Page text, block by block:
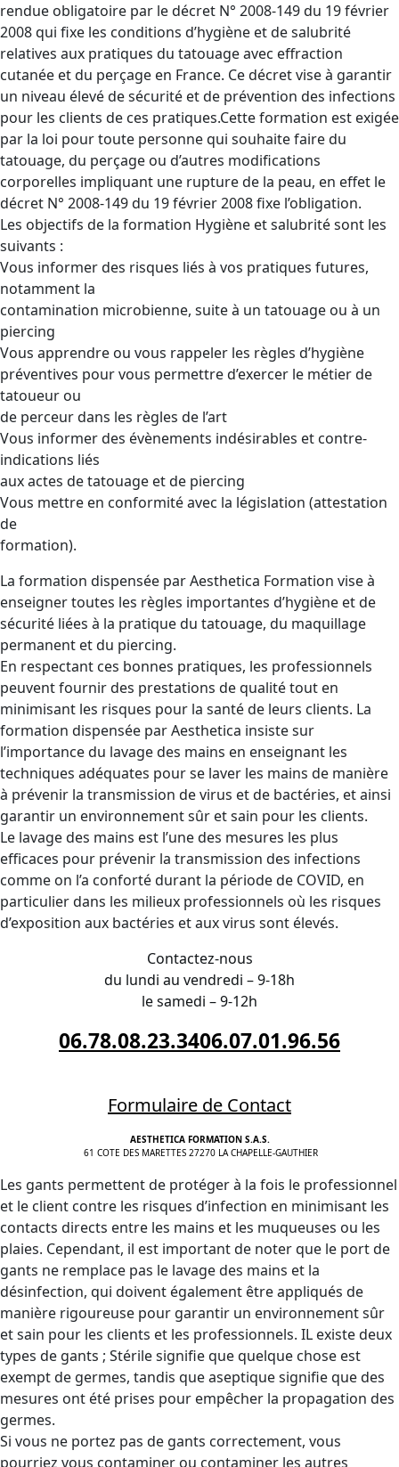
rendue obligatoire par le décret N° 2008-149 du 19 février
2008 qui fixe les conditions d’hygiène et de salubrité
relatives aux pratiques du tatouage avec effraction
cutanée et du perçage en France. Ce décret vise à garantir
un niveau élevé de sécurité et de prévention des infections
pour les clients de ces pratiques.Cette formation est exigée
par la loi pour toute personne qui souhaite faire du
tatouage, du perçage ou d’autres modifications
corporelles impliquant une rupture de la peau, en effet le
décret N° 2008-149 du 19 février 2008 fixe l’obligation.
Les objectifs de la formation Hygiène et salubrité sont les
suivants :
Vous informer des risques liés à vos pratiques futures,
notamment la
contamination microbienne, suite à un tatouage ou à un
piercing
Vous apprendre ou vous rappeler les règles d’hygiène
préventives pour vous permettre d’exercer le métier de
tatoueur ou
de perceur dans les règles de l’art
Vous informer des évènements indésirables et contre-
indications liés
aux actes de tatouage et de piercing
Vous mettre en conformité avec la législation (attestation
de
formation).
La formation dispensée par Aesthetica Formation vise à
enseigner toutes les règles importantes d’hygiène et de
sécurité liées à la pratique du tatouage, du maquillage
permanent et du piercing.
En respectant ces bonnes pratiques, les professionnels
peuvent fournir des prestations de qualité tout en
minimisant les risques pour la santé de leurs clients. La
formation dispensée par Aesthetica insiste sur
l’importance du lavage des mains en enseignant les
techniques adéquates pour se laver les mains de manière
à prévenir la transmission de virus et de bactéries, et ainsi
garantir un environnement sûr et sain pour les clients.
Le lavage des mains est l’une des mesures les plus
efficaces pour prévenir la transmission des infections
comme on l’a conforté durant la période de COVID, en
particulier dans les milieux professionnels où les risques
d’exposition aux bactéries et aux virus sont élevés.
Contactez-nous
du lundi au vendredi – 9-18h
le samedi – 9-12h
06.78.08.23.3406.07.01.96.56
Formulaire de Contact
AESTHETICA FORMATION S.A.S.
61 COTE DES MARETTES 27270 LA CHAPELLE-GAUTHIER
Les gants permettent de protéger à la fois le professionnel
et le client contre les risques d’infection en minimisant les
contacts directs entre les mains et les muqueuses ou les
plaies. Cependant, il est important de noter que le port de
gants ne remplace pas le lavage des mains et la
désinfection, qui doivent également être appliqués de
manière rigoureuse pour garantir un environnement sûr
et sain pour les clients et les professionnels. IL existe deux
types de gants ; Stérile signifie que quelque chose est
exempt de germes, tandis que aseptique signifie que des
mesures ont été prises pour empêcher la propagation des
germes.
Si vous ne portez pas de gants correctement, vous
pourriez vous contaminer ou contaminer les autres